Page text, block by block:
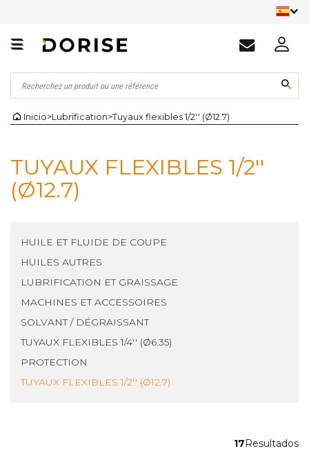
Inicio>Lubrification>Tuyaux flexibles 1/2'' (Ø12.7)
TUYAUX FLEXIBLES 1/2''
(Ø12.7)
HUILE ET FLUIDE DE COUPE
HUILES AUTRES
LUBRIFICATION ET GRAISSAGE
MACHINES ET ACCESSOIRES
SOLVANT / DÉGRAISSANT
TUYAUX FLEXIBLES 1/4'' (Ø6.35)
PROTECTION
TUYAUX FLEXIBLES 1/2'' (Ø12.7)
17Resultados